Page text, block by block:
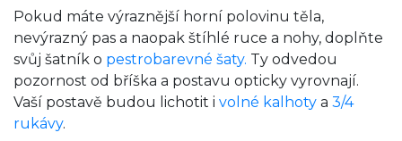
Pokud máte výraznější horní polovinu těla,
nevýrazný pas a naopak štíhlé ruce a nohy, doplňte
svůj šatník o pestrobarevné šaty. Ty odvedou
pozornost od bříška a postavu opticky vyrovnají.
Vaší postavě budou lichotit i volné kalhoty a 3/4
rukávy.